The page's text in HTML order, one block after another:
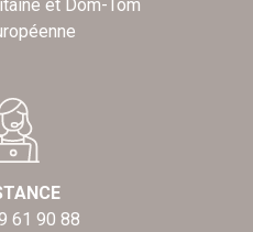
et Dom-Tom
61 90 88